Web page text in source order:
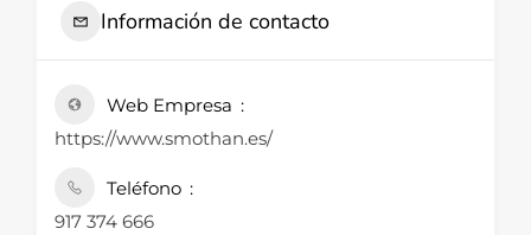
Información de contacto
Web Empresa
https://www.smothan.es/
Teléfono
917 374 666